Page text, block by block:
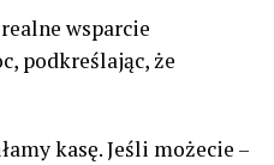
wsparcie
podkreślając, że
kasę. Jeśli możecie –